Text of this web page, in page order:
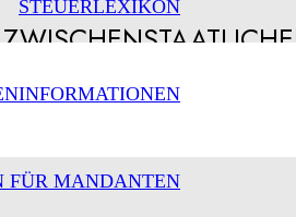
STEUERLEXIKON
FÜR MANDANTEN